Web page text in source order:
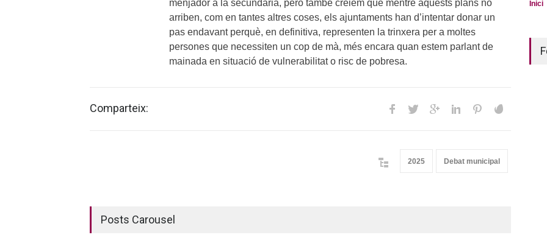
menjador a la secundària, però també creiem que mentre aquests plans no
arriben, com en tantes altres coses, els ajuntaments han d’intentar donar un
pas endavant perquè, en definitiva, representen la trinxera per a moltes
persones que necessiten un cop de mà, més encara quan estem parlant de
mainada en situació de vulnerabilitat o risc de pobresa.
Comparteix:
2025 Debat municipal
Posts Carousel
Inici